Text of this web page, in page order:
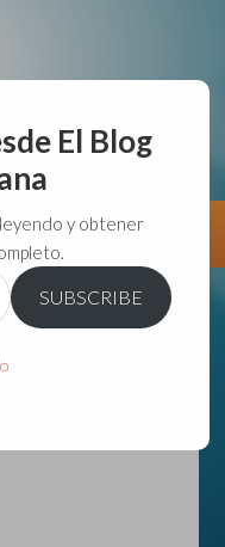
lo hago....
El Blog
y obtener
SUBSCRIBE